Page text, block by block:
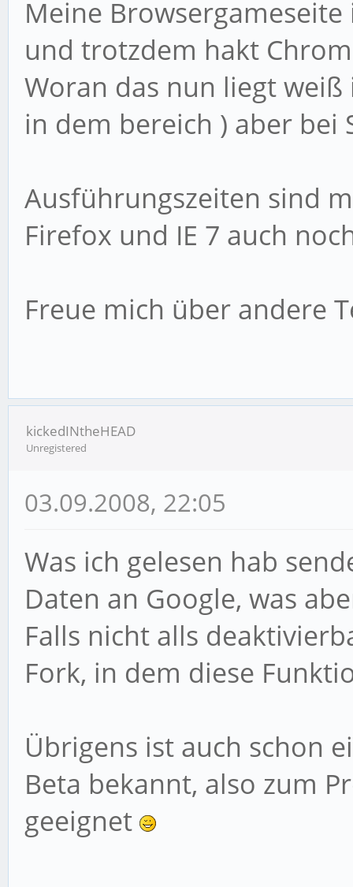
Meine
und trotzdem hakt
Woran das nun liegt
in dem bereich ) aber bei
Ausführungszeiten sind
Firefox und IE 7 auch
Freue mich über andere
kickedINtheHEAD
Unregistered
03.09.2008, 22:05
Was ich gelesen hab
Daten an Google, was
Falls nicht alls
Fork, in dem diese
Übrigens ist auch schon
Beta bekannt, also zum
geeignet